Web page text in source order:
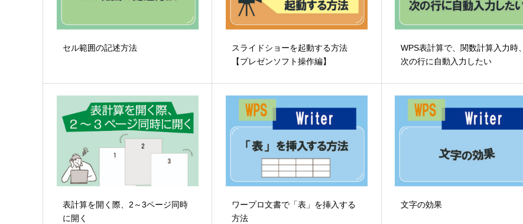
セル範囲の記述方法
スライドショーを起動する方法
【プレゼンソフト操作編】
WPS表計算で、関数計算入力時、
次の行に自動入力したい
表計算を開く際、2～3ページ同時
に開く
ワープロ文書で「表」を挿入する
方法
文字の効果